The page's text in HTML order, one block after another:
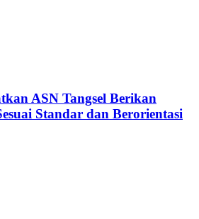
ASN Tangsel Berikan
Standar dan Berorientasi